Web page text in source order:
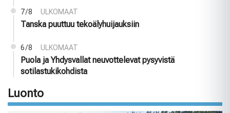
7/8 ULKOMAAT
Tanska puuttuu tekoälyhuijauksiin
6/8 ULKOMAAT
Puola ja Yhdysvallat neuvottelevat pysyvistä
sotilastukikohdista
Luonto